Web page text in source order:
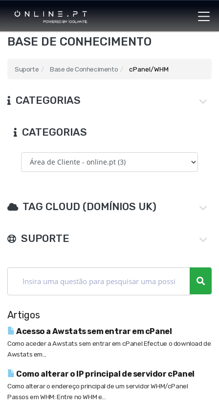
BASE DE CONHECIMENTO
Suporte Base de Conhecimento cPanel/WHM
CATEGORIAS
CATEGORIAS
TAG CLOUD (DOMÍNIOS UK)
SUPORTE
Artigos
Acesso a Awstats sem entrar em cPanel
Como aceder a Awstats sem entrar em cPanel Efectue o download de
Awstats em...
Como alterar o IP principal de servidor cPanel
Como alterar o endereço principal de um servidor WHM/cPanel
Passos em WHM: Entre no WHM e...